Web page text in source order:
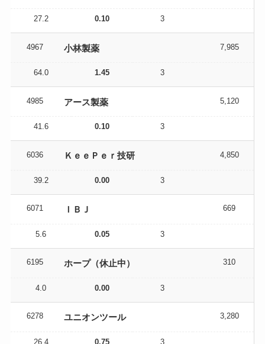
27.2 0.10 3
4967 小林製薬 7,985
64.0 1.45 3
4985 アース製薬 5,120
41.6 0.10 3
6036 ＫｅｅＰｅｒ技研 4,850
39.2 0.00 3
6071 ＩＢＪ 669
5.6 0.05 3
6195 ホープ（休止中） 310
4.0 0.00 3
6278 ユニオンツール 3,280
26.4 0.75 3